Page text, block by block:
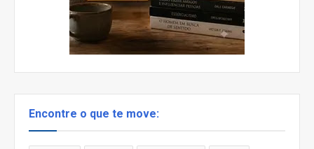
Encontre o que te move: